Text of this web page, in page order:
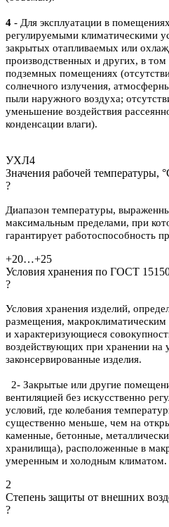
4 - Для эксплуатации в
регулируемыми климатическими
закрытых отапливаемых или
производственных и других, в
подземных помещениях
солнечного излучения,
пыли наружного воздуха;
уменьшение воздействия
конденсации влаги).
УХЛ4
Значения рабочей температуры,
?
Диапазон температуры,
максимальным пределами, при
гарантирует работоспособность
+20…+25
Условия хранения по ГОСТ
?
Условия хранения изделий,
размещения,
и характеризующиеся
воздействующих при хранении на
законсервированные изделия.
2- Закрытые или другие
вентиляцией без искусственно
условий, где колебания
существенно меньше, чем на
каменные, бетонные,
хранилища), расположенные в
умеренным и холодным климатом.
2
Степень защиты от внешних
?